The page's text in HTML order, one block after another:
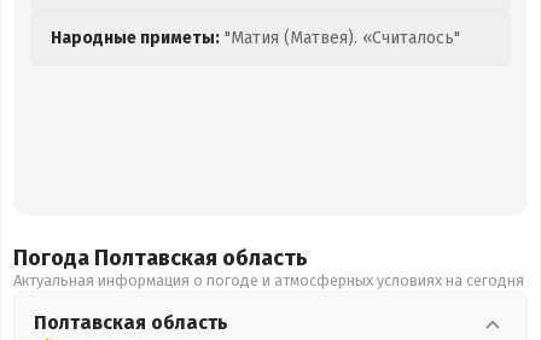
Народные приметы: "Матия (Матвея). «Считалось"
Погода Полтавская область
Актуальная информация о погоде и атмосферных условиях на сегодня
Полтавская область